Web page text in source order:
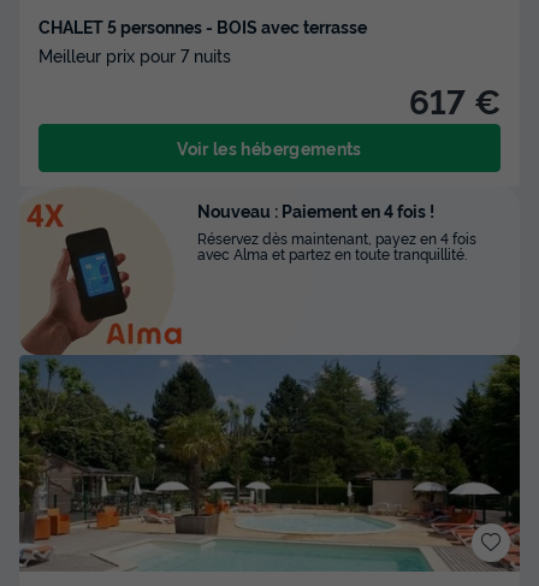
CHALET 5 personnes - BOIS avec terrasse
Meilleur prix pour 7 nuits
617 €
Voir les hébergements
Nouveau : Paiement en 4 fois !
Réservez dès maintenant, payez en 4 fois
avec Alma et partez en toute tranquillité.